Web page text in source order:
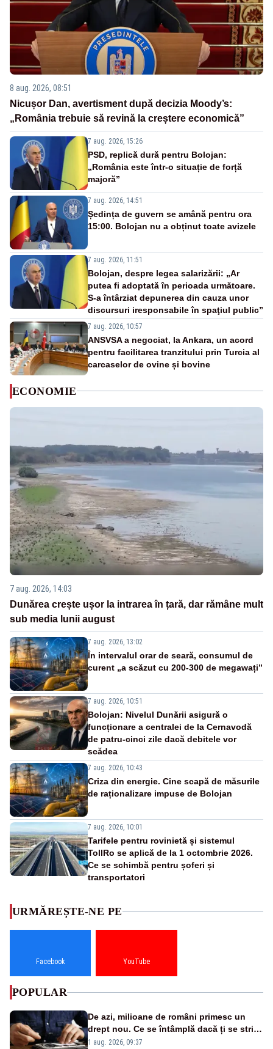
8 aug. 2026, 08:51
Nicușor Dan, avertisment după decizia Moody’s:
„România trebuie să revină la creștere economică”
7 aug. 2026, 15:26
PSD, replică dură pentru Bolojan:
„România este într-o situație de forță
majoră”
7 aug. 2026, 14:51
Ședința de guvern se amână pentru ora
15:00. Bolojan nu a obținut toate avizele
7 aug. 2026, 11:51
Bolojan, despre legea salarizării: „Ar
putea fi adoptată în perioada următoare.
S-a întârziat depunerea din cauza unor
discursuri iresponsabile în spaţiul public”
7 aug. 2026, 10:57
ANSVSA a negociat, la Ankara, un acord
pentru facilitarea tranzitului prin Turcia al
carcaselor de ovine și bovine
ECONOMIE
7 aug. 2026, 14:03
Dunărea crește ușor la intrarea în țară, dar rămâne mult
sub media lunii august
7 aug. 2026, 13:02
În intervalul orar de seară, consumul de
curent „a scăzut cu 200-300 de megawați”
7 aug. 2026, 10:51
Bolojan: Nivelul Dunării asigură o
funcționare a centralei de la Cernavodă
de patru-cinci zile dacă debitele vor
scădea
7 aug. 2026, 10:43
Criza din energie. Cine scapă de măsurile
de raționalizare impuse de Bolojan
7 aug. 2026, 10:01
Tarifele pentru rovinietă și sistemul
TollRo se aplică de la 1 octombrie 2026.
Ce se schimbă pentru șoferi și
transportatori
URMĂREȘTE-NE PE
Facebook YouTube
POPULAR
De azi, milioane de români primesc un
drept nou. Ce se întâmplă dacă ți se strică
un produs
1 aug. 2026, 09:37